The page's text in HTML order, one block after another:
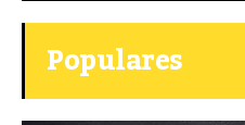
Populares